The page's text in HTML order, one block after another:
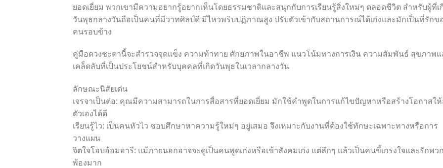
ยอดเยี่ยม พวกเขามีความอยากรู้อยากเห็นโดยธรรมชาติและสนุกกับการเรียนรู้สิ่งใหม่ๆ ตลอดชีวิต สำหรับผู้ที่เ
วันพุธกลางวันถือเป็นคนที่มีวาทศิลป์ดี มีไหวพริบปฏิภาณสูง ปรับตัวเข้ากับสถานการณ์ได้เก่งและมักเป็นที่รักข
คนรอบข้าง
คู่มือดวงชะตานี้จะสำรวจจุดแข็ง ความท้าทาย ศักยภาพในอาชีพ แนวโน้มทางการเงิน ความสัมพันธ์ สุขภาพแ
เคล็ดลับที่เป็นประโยชน์สำหรับบุคคลที่เกิดวันพุธในเวลากลางวัน
ลักษณะนิสัยเด่น
เจรจาเป็นต่อ: คุณมีความสามารถในการสื่อสารที่ยอดเยี่ยม มักใช้คำพูดในการแก้ไขปัญหาหรือสร้างโอกาสใ
ตัวเองได้ดี
เรียนรู้ไว: เป็นคนหัวไว ชอบศึกษาหาความรู้ใหม่ๆ อยู่เสมอ จึงเหมาะกับงานที่ต้องใช้ทักษะเฉพาะทางหรือการ
วางแผน
จิตใจโอบอ้อมอารี: แม้ภายนอกอาจจะดูเป็นคนพูดเก่งหรือเข้าสังคมเก่ง แต่ลึกๆ แล้วเป็นคนขี้เกรงใจและรักพวก
พ้องมาก